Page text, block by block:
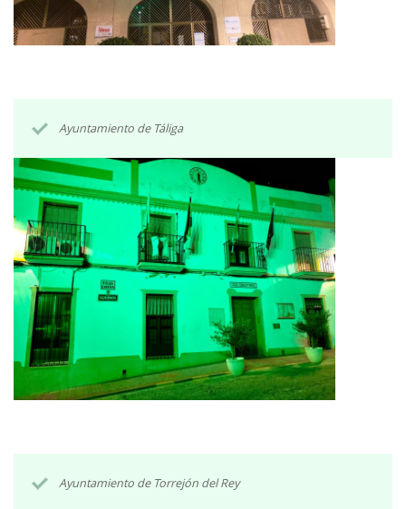
Ayuntamiento de Táliga
Ayuntamiento de Torrejón del Rey